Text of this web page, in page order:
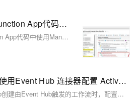
【Azure Function】Function App代码中使用Managed Identity认证获取Blob数据时遇见400报错
【Azure Function】Function App代码中使用Managed Identity认证获取Blob数据时遇见400报错
【Azure Logic App】使用Event Hub 连接器配置 Active Directory OAuth 认证无法成功连接到中国区Event Hub
在尝试使用Azure Logic App创建由Event Hub触发的工作流时，配置了Active Directory OAuth认证但仍遇到认证失败的问题。错误信息提示找不到指定的租户ID。尽管已设置了正确的Azure中国环境Authority，认证请求似乎仍指向全球Azure环境。这可能是Logic App服务本身的局限导致。作为替代方案，可采用Connection String或Managed Identity方式进行认证，两者均可正常工作。此外，通过Azure Function App复现此问题，进一步验证这是服务层面而非配置问题。相关文档和教程可在Azure官方文档中找到。